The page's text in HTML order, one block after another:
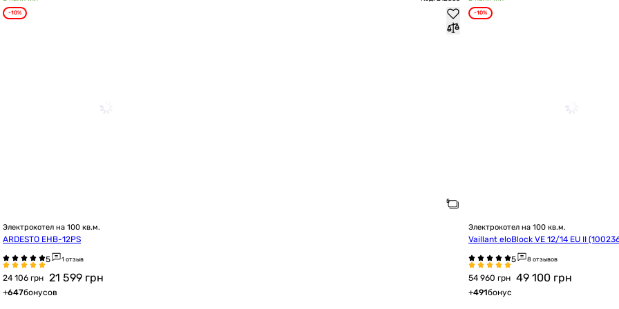
-10%
Электрокотел на 100 кв.м.
ARDESTO EHB-12PS
1 отзыв
24 106 грн 21 599 грн
+647бонусов
-10%
Электрокотел на 100 кв.м.
Vaillant eloBlock VE 12/14 EU II
8 отзывов
54 960 грн 49 100 грн
+491бонус